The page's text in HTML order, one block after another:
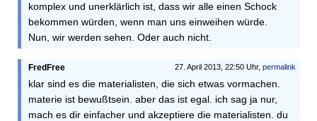
komplex und unerklärlich ist, dass wir alle einen Schock
bekommen würden, wenn man uns einweihen würde.
Nun, wir werden sehen. Oder auch nicht.
27. April 2013, 22:50 Uhr, permalink
FredFree
klar sind es die materialisten, die sich etwas vormachen.
materie ist bewußtsein. aber das ist egal. ich sag ja nur,
mach es dir einfacher und akzeptiere die materialisten. du